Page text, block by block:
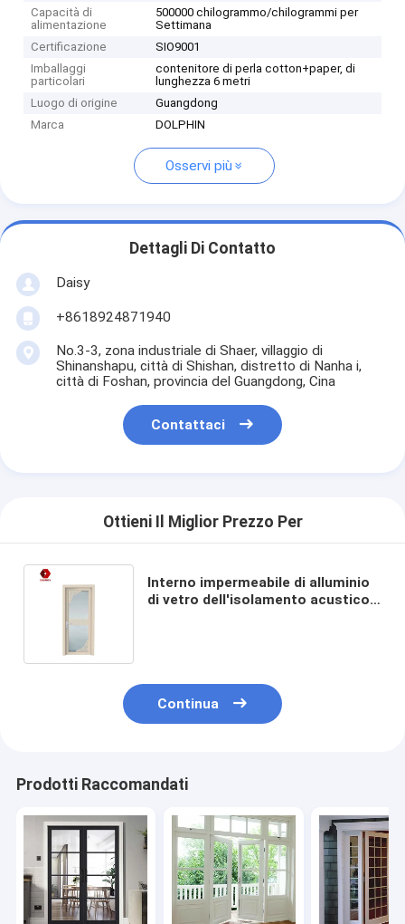
Capacità di
alimentazione
500000 chilogrammo/chilogrammi per
Settimana
Certificazione
SIO9001
Imballaggi
particolari
contenitore di perla cotton+paper, di
lunghezza 6 metri
Luogo di origine
Guangdong
Marca
DOLPHIN
Osservi più
Dettagli Di Contatto
Daisy
+8618924871940
No.3-3, zona industriale di Shaer, villaggio di
Shinanshapu, città di Shishan, distretto di Nanha i,
città di Foshan, provincia del Guangdong, Cina
Contattaci
Ottieni Il Miglior Prezzo Per
Interno impermeabile di alluminio
di vetro dell'isolamento acustico
Continua
Prodotti Raccomandati